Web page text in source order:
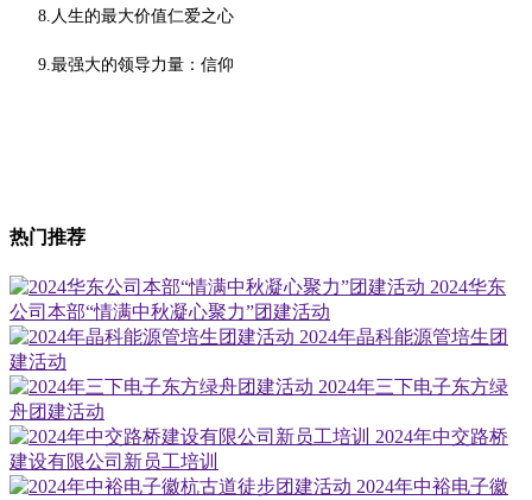
8.人生的最大价值仁爱之心
9.最强大的领导力量：信仰
热门推荐
2024华东
公司本部“情满中秋凝心聚力”团建活动
2024年晶科能源管培生团
建活动
2024年三下电子东方绿
舟团建活动
2024年中交路桥
建设有限公司新员工培训
2024年中裕电子徽